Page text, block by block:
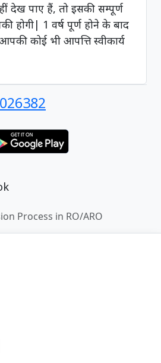
देख पाए हैं, तो इसकी सम्पूर्ण
होगी| 1 वर्ष पूर्ण होने के बाद
कोई भी आपत्ति स्वीकार्य
Process in RO/ARO